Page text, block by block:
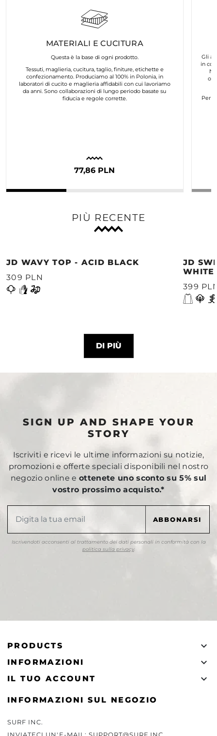
MATERIALI E CUCITURA
Questa è la base di ogni prodotto.
Tessuti, maglieria, cucitura, taglio, finiture, etichette e
confezionamento. Produciamo al 100% in Polonia, in
laboratori di cucito e maglieria affidabili con cui lavoriamo
da anni. Sono collaborazioni di lungo periodo basate su
fiducia e regole corrette.
77,86 PLN
Gli
in
Per
PIÙ RECENTE
JD WAVY TOP - ACID BLACK
309 PLN
JD
WHITE
399
DI PIÙ
SIGN UP AND SHAPE YOUR
STORY
Iscriviti e ricevi le ultime informazioni su notizie,
promozioni e offerte speciali disponibili nel nostro
negozio online eottenete uno sconto su 5% sul
vostro prossimo acquisto.*
Iscrivendoti acconsenti al trattamento dei dati personali in conformità con la
politica sulla privacy.
PRODUCTS 
INFORMAZIONI 
IL TUO ACCOUNT 
INFORMAZIONI SUL NEGOZIO
SURF INC.